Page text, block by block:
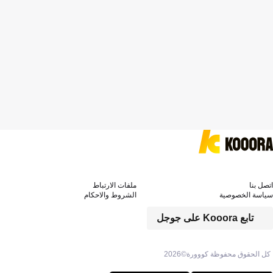
كل الحقوق محفوظة كووورة©2026
تابع Kooora على جوجل
اتصل بنا
ملفات الارتباط
سياسة الخصوصية
الشروط والاحكام